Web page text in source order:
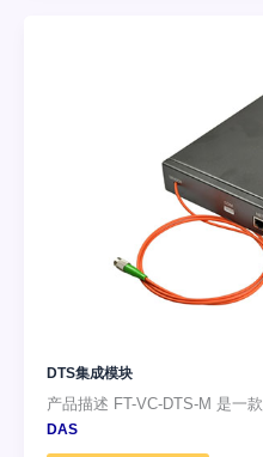
DTS集成模块
产品描述 FT-VC-DTS-M 是一款
DAS